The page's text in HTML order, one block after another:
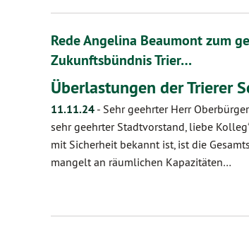
Rede Angelina Beaumont zum
Zukunftsbündnis Trier…
Überlastungen der Trierer
11.11.24 - Sehr geehrter Herr
sehr geehrter Stadtvorstand, liebe
mit Sicherheit bekannt ist, ist die
mangelt an räumlichen Kapazitäten…